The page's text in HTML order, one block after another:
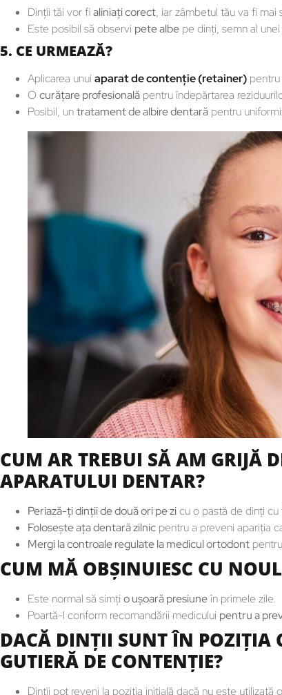
Dinţii tăi vor fialiniaţi corect, iar zâmbetul tău va fi mai
Este posibil să observi pete albe pe dinţi, semn al
5. CE URMEAZĂ?
Aplicarea unui aparat de contenţie (retainer)
O curăţare profesională pentru îndepărtarea
Posibil, untratament de albire dentară pentru
CUM AR TREBUI SĂ AM GRIJĂ
APARATULUI DENTAR?
Periază-ţi dinţii de două ori pe zicu o pastă de dinţi cu
Foloseşte aţa dentară zilnic pentru a preveni apariţia
Mergi la controale regulate la medicul ortodont
CUM MĂ OBŞINUIESC CU
Este normal să simţi o uşoară presiuneîn primele zile.
Poartă-l conform recomandării medicului pentru a
DACĂ DINŢII SUNT ÎN POZIŢIA
GUTIERĂ DE CONTENŢIE?
Dinţii pot reveni la poziţia iniţială dacă nu este utilizată o